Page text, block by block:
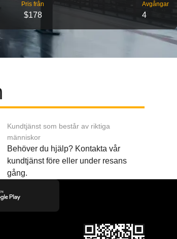
Pris från
$178
Avgångar
4
Kundtjänst som består av riktiga
människor
Behöver du hjälp? Kontakta vår
kundtjänst före eller under resans
gång.